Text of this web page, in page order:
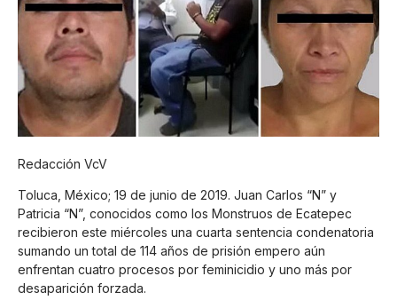
Redacción VcV
Toluca, México; 19 de junio de 2019. Juan Carlos “N” y
Patricia “N”, conocidos como los Monstruos de Ecatepec
recibieron este miércoles una cuarta sentencia condenatoria
sumando un total de 114 años de prisión empero aún
enfrentan cuatro procesos por feminicidio y uno más por
desaparición forzada.